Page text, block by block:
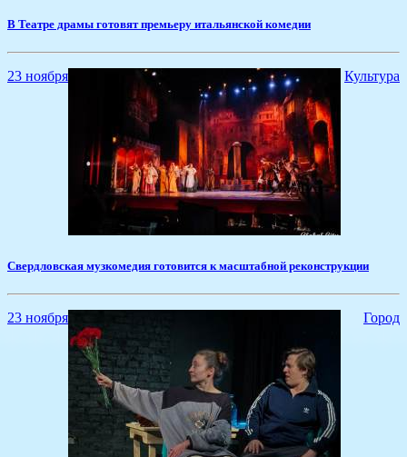
В Театре драмы готовят премьеру итальянской комедии
23 ноября Культура
Свердловская музкомедия готовится к масштабной реконструкции
23 ноября Город